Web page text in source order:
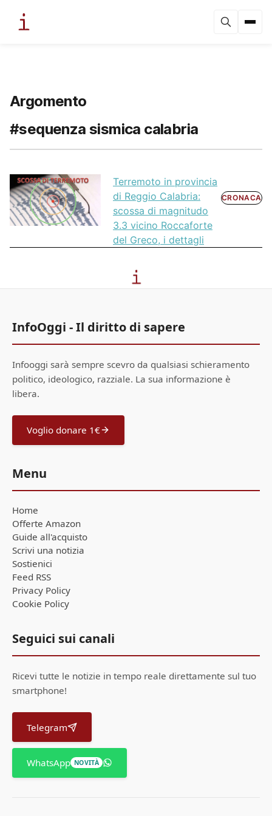
Argomento
#sequenza sismica calabria
Terremoto in provincia
di Reggio Calabria:
scossa di magnitudo
3.3 vicino Roccaforte
del Greco, i dettagli
CRONACA
InfoOggi - Il diritto di sapere
Infooggi sarà sempre scevro da qualsiasi schieramento
politico, ideologico, razziale. La sua informazione è
libera.
Voglio donare 1€
Menu
Home
Offerte Amazon
Guide all'acquisto
Scrivi una notizia
Sostienici
Feed RSS
Privacy Policy
Cookie Policy
Seguici sui canali
Ricevi tutte le notizie in tempo reale direttamente sul tuo
smartphone!
Telegram
WhatsApp NOVITÀ